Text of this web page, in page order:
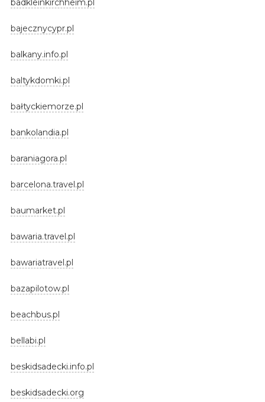
badkleinkirchheim.pl
bajecznycypr.pl
balkany.info.pl
baltykdomki.pl
bałtyckiemorze.pl
bankolandia.pl
baraniagora.pl
barcelona.travel.pl
baumarket.pl
bawaria.travel.pl
bawariatravel.pl
bazapilotow.pl
beachbus.pl
bellabi.pl
beskidsadecki.info.pl
beskidsadecki.org